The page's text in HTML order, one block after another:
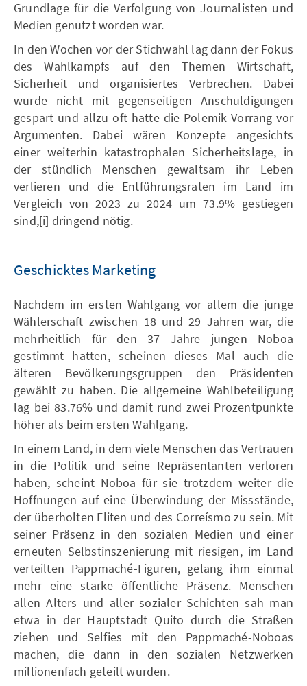
Grundlage für die Verfolgung von Journalisten und
Medien genutzt worden war.
In den Wochen vor der Stichwahl lag dann der Fokus
des Wahlkampfs auf den Themen Wirtschaft,
Sicherheit und organisiertes Verbrechen. Dabei
wurde nicht mit gegenseitigen Anschuldigungen
gespart und allzu oft hatte die Polemik Vorrang vor
Argumenten. Dabei wären Konzepte angesichts
einer weiterhin katastrophalen Sicherheitslage, in
der stündlich Menschen gewaltsam ihr Leben
verlieren und die Entführungsraten im Land im
Vergleich von 2023 zu 2024 um 73.9% gestiegen
sind,[i] dringend nötig.
Geschicktes Marketing
Nachdem im ersten Wahlgang vor allem die junge
Wählerschaft zwischen 18 und 29 Jahren war, die
mehrheitlich für den 37 Jahre jungen Noboa
gestimmt hatten, scheinen dieses Mal auch die
älteren Bevölkerungsgruppen den Präsidenten
gewählt zu haben. Die allgemeine Wahlbeteiligung
lag bei 83.76% und damit rund zwei Prozentpunkte
höher als beim ersten Wahlgang.
In einem Land, in dem viele Menschen das Vertrauen
in die Politik und seine Repräsentanten verloren
haben, scheint Noboa für sie trotzdem weiter die
Hoffnungen auf eine Überwindung der Missstände,
der überholten Eliten und des Correísmo zu sein. Mit
seiner Präsenz in den sozialen Medien und einer
erneuten Selbstinszenierung mit riesigen, im Land
verteilten Pappmaché-Figuren, gelang ihm einmal
mehr eine starke öffentliche Präsenz. Menschen
allen Alters und aller sozialer Schichten sah man
etwa in der Hauptstadt Quito durch die Straßen
ziehen und Selfies mit den Pappmaché-Noboas
machen, die dann in den sozialen Netzwerken
millionenfach geteilt wurden.